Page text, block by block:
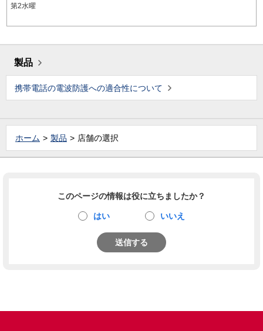
第2水曜
製品
携帯電話の電波防護への適合性について
ホーム 製品 店舗の選択
このページの情報は役に立ちましたか？
はい いいえ
送信する